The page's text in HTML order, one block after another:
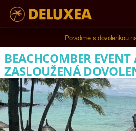
5* cestovná kancelária na luxusnú
BEACHCOMBER EVENT
ZASLOUŽENÁ